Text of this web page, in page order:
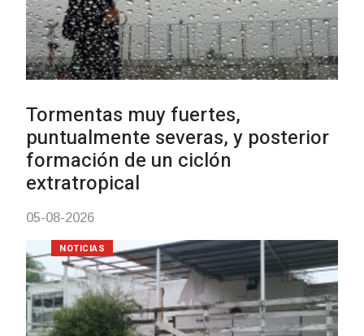
Clases de Muai Thai en Complejo
03-08-2026
NOTICIAS